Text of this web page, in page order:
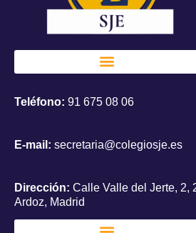
Teléfono: 91 675 08 06
E-mail: secretaria@colegiosje.es
Dirección: Calle Valle del Jerte, 2,
Ardoz, Madrid